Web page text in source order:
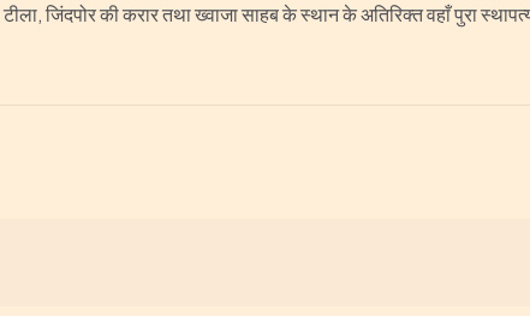
जिंदपोर की करार तथा ख्वाजा साहब के स्थान के अतिरिक्त वहाँ पुरा